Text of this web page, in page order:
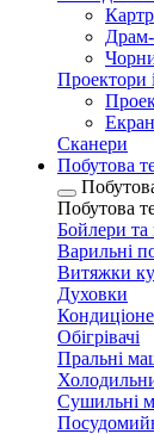
Проектори
Сканери
Побутова
Побутова
Бойлери та
Варильні
Витяжки
Духовки
Обігрівачі
Пральні
Сушильні